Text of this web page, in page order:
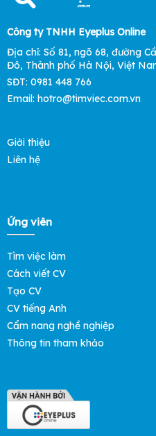
Công ty TNHH Eyeplus Online
Địa chỉ: Số 81, ngõ 68, đường
Đô, Thành phố Hà Nội, Việt
SĐT: 0981 448 766
Email: hotro@timviec.com.vn
Giới thiệu
Liên hệ
Ứng viên
Tìm việc làm
Cách viết CV
Tạo CV
CV tiếng Anh
Cẩm nang nghề nghiệp
Thông tin tham khảo